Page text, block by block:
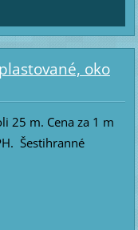
oko
25 m. Cena za 1 m
Šestihranné